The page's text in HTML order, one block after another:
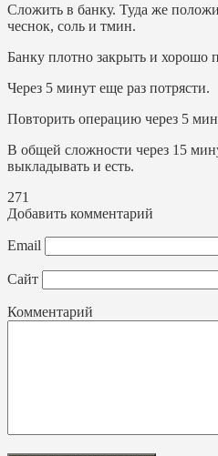
Сложить в банку. Туда же
чеснок, соль и тмин.
Банку плотно закрыть и хорошо
Через 5 минут еще раз потрясти.
Повторить операцию через 5
В общей сложности через 15
выкладывать и есть.
271
Добавить комментарий
Email
Сайт
Комментарий